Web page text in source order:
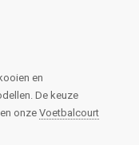
en
De keuze
en onze Voetbalcourt